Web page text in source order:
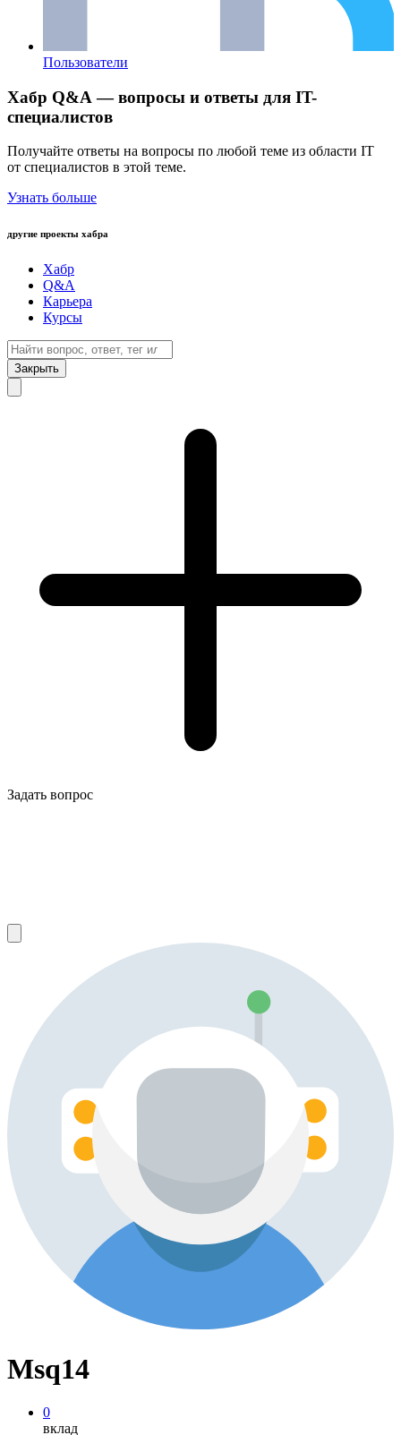
Пользователи
Хабр Q&A — вопросы и ответы для IT-
специалистов
Получайте ответы на вопросы по любой теме из области IT
от специалистов в этой теме.
Узнать больше
другие проекты хабра
Хабр
Q&A
Карьера
Курсы
Закрыть
Задать вопрос
Msq14
0
вклад